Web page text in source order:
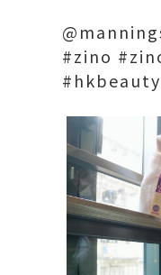
#zino